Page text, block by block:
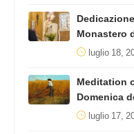
Monastero
luglio 18,
Meditation
Domenica
luglio 17,